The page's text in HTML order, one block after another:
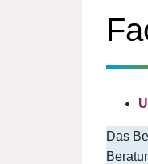
Das